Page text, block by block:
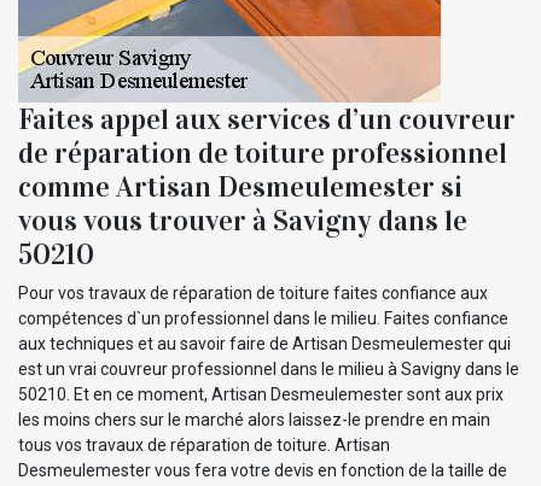
Faites appel aux services d’un couvreur
de réparation de toiture professionnel
comme Artisan Desmeulemester si
vous vous trouver à Savigny dans le
50210
Pour vos travaux de réparation de toiture faites confiance aux
compétences d`un professionnel dans le milieu. Faites confiance
aux techniques et au savoir faire de Artisan Desmeulemester qui
est un vrai couvreur professionnel dans le milieu à Savigny dans le
50210. Et en ce moment, Artisan Desmeulemester sont aux prix
les moins chers sur le marché alors laissez-le prendre en main
tous vos travaux de réparation de toiture. Artisan
Desmeulemester vous fera votre devis en fonction de la taille de